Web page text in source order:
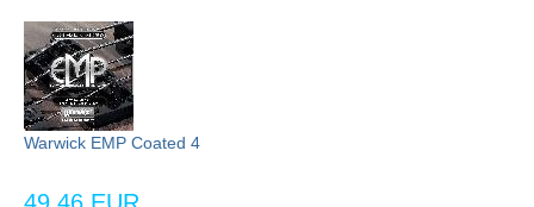
Warwick EMP Coated 4